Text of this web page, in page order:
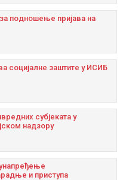
подношење пријава на
социјалне заштите у ИСИБ
субјеката у
надзору
и приступа